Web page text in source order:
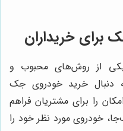
برای خریداران
از روش‌های محبوب و
دنبال خرید خودروی جک
را برای مشتریان فراهم
خودروی مورد نظر خود را